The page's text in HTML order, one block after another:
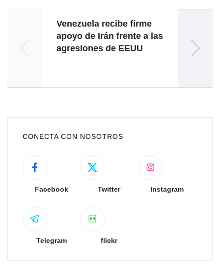
Venezuela recibe firme
apoyo de Irán frente a las
agresiones de EEUU
CONECTA CON NOSOTROS
Facebook Twitter Instagram
Telegram flickr